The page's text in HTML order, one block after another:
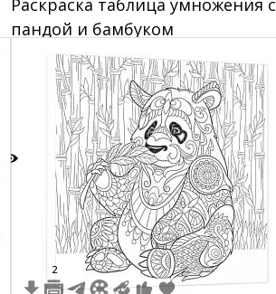
Раскраска таблица умножения с
пандой и бамбуком
2